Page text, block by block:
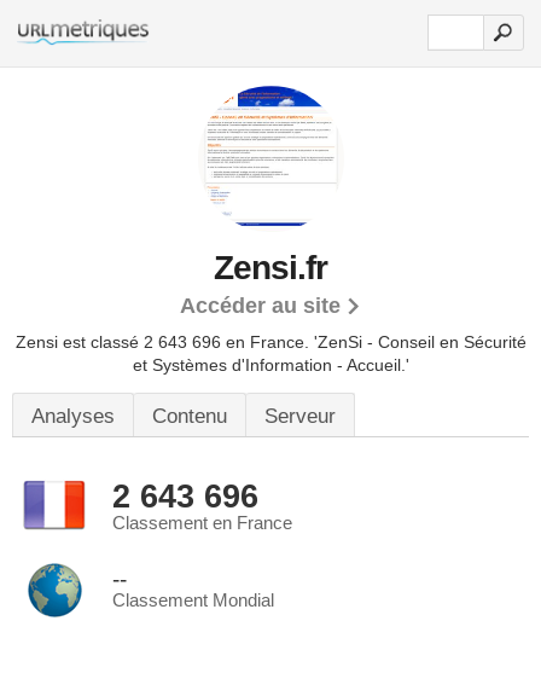
Zensi.fr
Accéder au site
Zensi est classé 2 643 696 en France. 'ZenSi - Conseil en Sécurité
et Systèmes d'Information - Accueil.'
Analyses Contenu Serveur
2 643 696
Classement en France
--
Classement Mondial